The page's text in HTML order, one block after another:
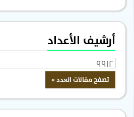
أرشيف الأعداد